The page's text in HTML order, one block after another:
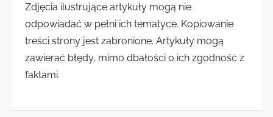
Zdjęcia ilustrujące artykuły mogą nie
odpowiadać w pełni ich tematyce. Kopiowanie
treści strony jest zabronione. Artykuły mogą
zawierać błędy, mimo dbałości o ich zgodność z
faktami.